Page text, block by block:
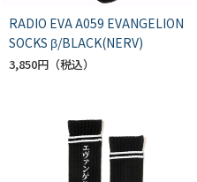
RADIO EVA A059 EVANGELION
SOCKS β/BLACK(NERV)
3,850円